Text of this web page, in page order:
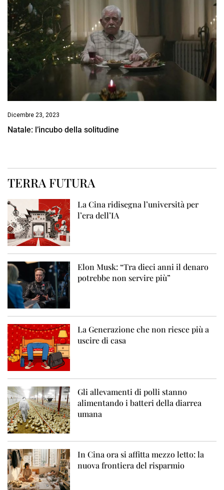
Dicembre 23, 2023
Natale: l’incubo della solitudine
TERRA FUTURA
La Cina ridisegna l’università per
l’era dell’IA
Elon Musk: “Tra dieci anni il denaro
potrebbe non servire più”
La Generazione che non riesce più a
uscire di casa
Gli allevamenti di polli stanno
alimentando i batteri della diarrea
umana
In Cina ora si affitta mezzo letto: la
nuova frontiera del risparmio